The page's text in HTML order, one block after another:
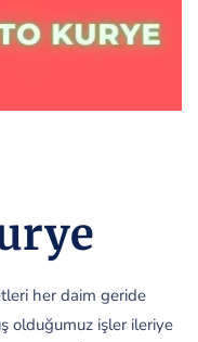
her daim geride
olduğumuz işler ileriye